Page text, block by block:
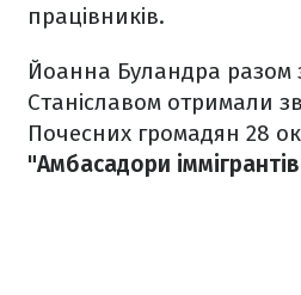
працівників.
Йоанна Буландра разом
Станіславом отримали
Почесних громадян 28
"Амбасадори